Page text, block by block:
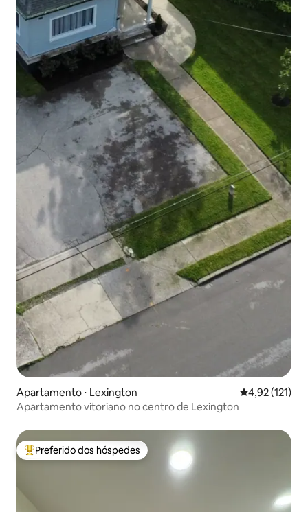
Apartamento ⋅ Lexington 4,92 de uma
4,92 (121)
Apartamento vitoriano no centro de Lexington
Entre os melhores preferidos dos hóspedes
Preferido dos hóspedes